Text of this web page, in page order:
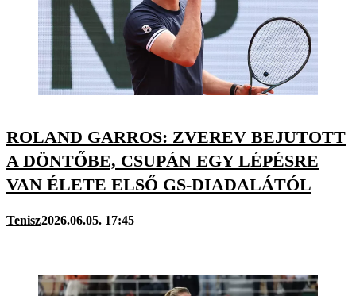
ROLAND GARROS: ZVEREV BEJUTOTT
A DÖNTŐBE, CSUPÁN EGY LÉPÉSRE
VAN ÉLETE ELSŐ GS-DIADALÁTÓL
Tenisz2026.06.05. 17:45